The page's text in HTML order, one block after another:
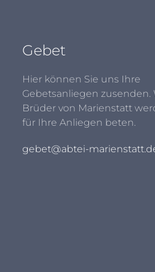
Gebet
Hier können Sie uns Ihre
Gebetsanliegen zusenden.
Brüder von Marienstatt
für Ihre Anliegen beten.
gebet@abtei-